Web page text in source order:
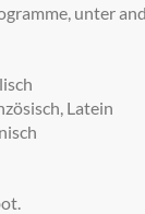
unter
Latein